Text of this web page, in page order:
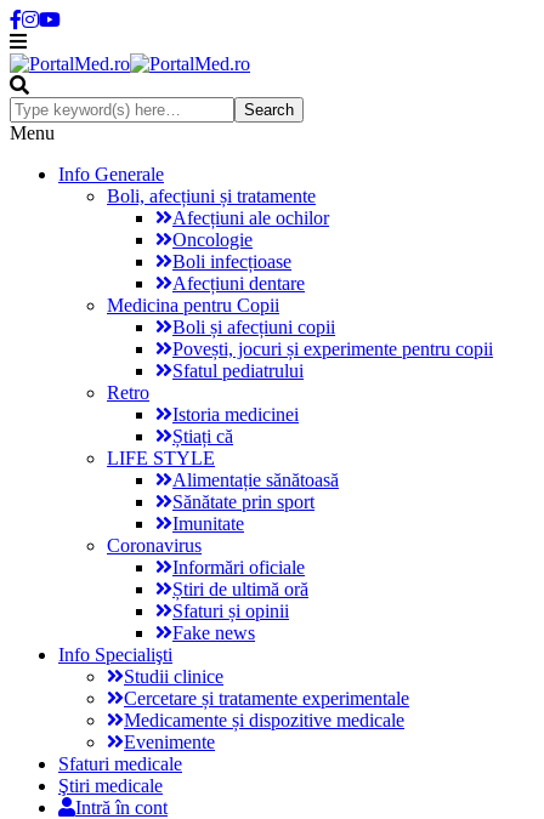
Menu
Info Generale
Boli, afecțiuni și tratamente
Afecțiuni ale ochilor
Oncologie
Boli infecțioase
Afecțiuni dentare
Medicina pentru Copii
Boli și afecțiuni copii
Povești, jocuri și experimente pentru copii
Sfatul pediatrului
Retro
Istoria medicinei
Știați că
LIFE STYLE
Alimentație sănătoasă
Sănătate prin sport
Imunitate
Coronavirus
Informări oficiale
Știri de ultimă oră
Sfaturi și opinii
Fake news
Info Specialişti
Studii clinice
Cercetare și tratamente experimentale
Medicamente și dispozitive medicale
Evenimente
Sfaturi medicale
Ştiri medicale
Intră în cont